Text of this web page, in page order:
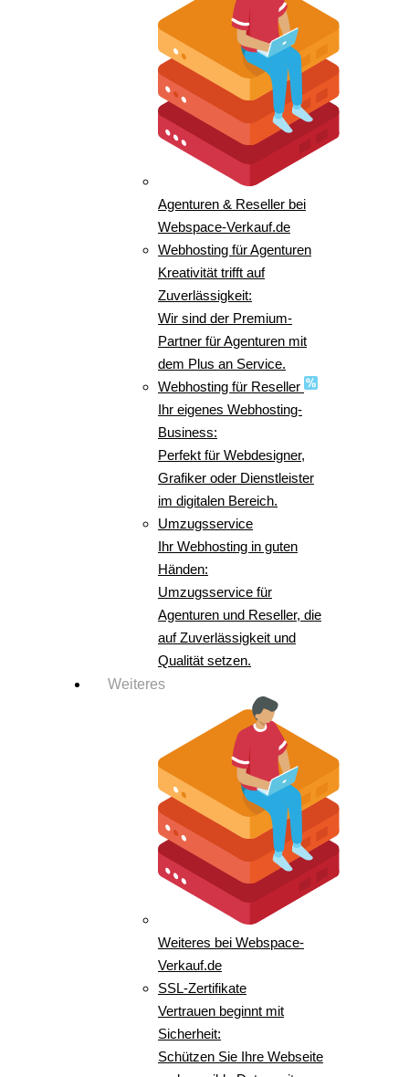
Agenturen & Reseller bei
Webspace-Verkauf.de
Webhosting für Agenturen
Kreativität trifft auf
Zuverlässigkeit:
Wir sind der Premium-
Partner für Agenturen mit
dem Plus an Service.
Webhosting für Reseller
Ihr eigenes Webhosting-
Business:
Perfekt für Webdesigner,
Grafiker oder Dienstleister
im digitalen Bereich.
Umzugsservice
Ihr Webhosting in guten
Händen:
Umzugsservice für
Agenturen und Reseller, die
auf Zuverlässigkeit und
Qualität setzen.
Weiteres
Weiteres bei Webspace-
Verkauf.de
SSL-Zertifikate
Vertrauen beginnt mit
Sicherheit:
Schützen Sie Ihre Webseite